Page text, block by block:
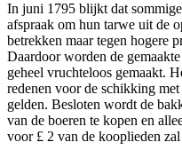
In juni 1795 blijkt dat
afspraak om hun tarwe uit de
betrekken maar tegen hogere
Daardoor worden de
geheel vruchteloos gemaakt.
redenen voor de schikking
gelden. Besloten wordt de
van de boeren te kopen en
voor £ 2 van de kooplieden